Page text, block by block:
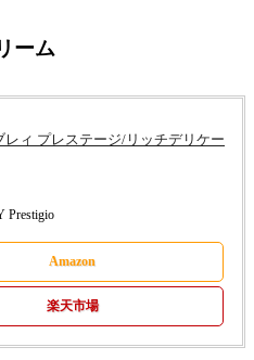
ーム
レィ プレステージ/リッチデリケー
Prestigio
Amazon
楽天市場